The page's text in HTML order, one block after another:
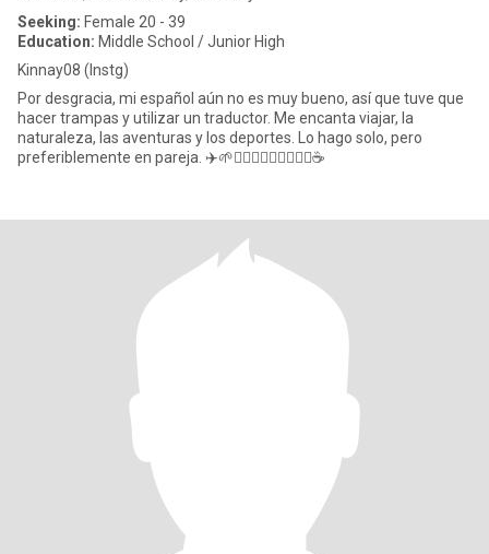
Seeking: Female 20 - 39
Education: Middle School / Junior High
Kinnay08 (Instg)
Por desgracia, mi español aún no es muy bueno, así que tuve que
hacer trampas y utilizar un traductor. Me encanta viajar, la
naturaleza, las aventuras y los deportes. Lo hago solo, pero
preferiblemente en pareja. ✈️🌱🚴🏼‍♂️🧗🏼‍♂️🏋🏽‍♂️☕️